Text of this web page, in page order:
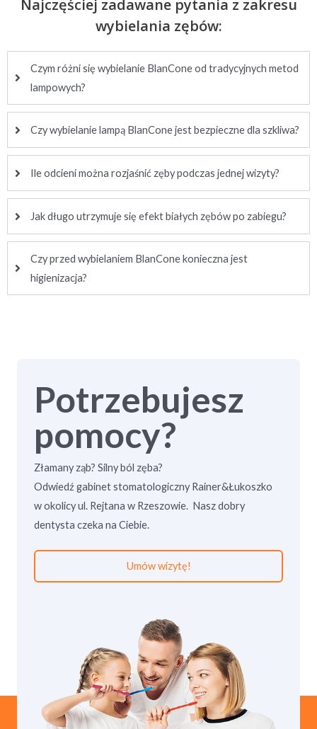
Najczęściej zadawane pytania z zakresu
wybielania zębów:
Czym różni się wybielanie BlanCone od tradycyjnych metod
lampowych?
Czy wybielanie lampą BlanCone jest bezpieczne dla szkliwa?
Ile odcieni można rozjaśnić zęby podczas jednej wizyty?
Jak długo utrzymuje się efekt białych zębów po zabiegu?
Czy przed wybielaniem BlanCone konieczna jest
higienizacja?
Potrzebujesz
pomocy?
Złamany ząb? Silny ból zęba?
Odwiedź gabinet stomatologiczny Rainer&Łukoszko
w okolicy ul. Rejtana w Rzeszowie. Nasz dobry
dentysta czeka na Ciebie.
Umów wizytę!